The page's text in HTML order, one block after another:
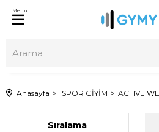
Menu
Anasayfa SPOR GİYİM ACTIVE
Sıralama